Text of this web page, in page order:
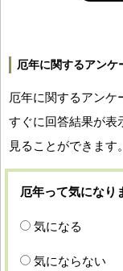
厄年に関するアンケ
厄年に関するアンケ
すぐに回答結果が表
見ることができます。
厄年って気になり
気になる
気にならない